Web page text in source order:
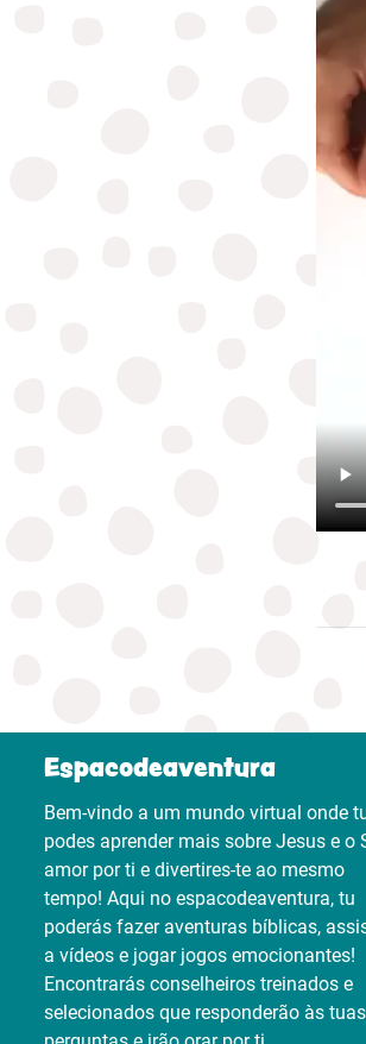
Espacodeaventura
Bem-vindo a um mundo virtual onde
podes aprender mais sobre Jesus e o
amor por ti e divertires-te ao mesmo
tempo! Aqui no espacodeaventura, tu
poderás fazer aventuras bíblicas,
a vídeos e jogar jogos emocionantes!
Encontrarás conselheiros treinados e
selecionados que responderão às tuas